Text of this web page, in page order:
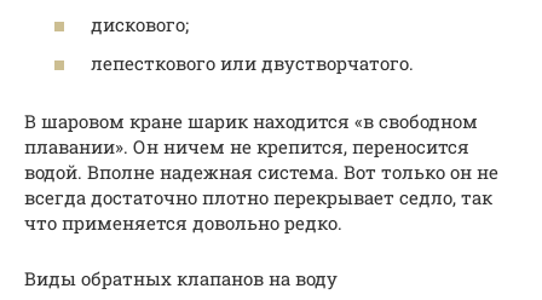
дискового;
лепесткового или двустворчатого.
В шаровом кране шарик находится «в свободном
плавании». Он ничем не крепится, переносится
водой. Вполне надежная система. Вот только он не
всегда достаточно плотно перекрывает седло, так
что применяется довольно редко.
Виды обратных клапанов на воду